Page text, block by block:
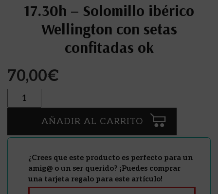
17.30h – Solomillo ibérico
Wellington con setas
confitadas ok
70,00€
Cantidad
AÑADIR AL CARRITO
¿Crees que este producto es perfecto para un
amig@ o un ser querido? ¡Puedes comprar
una tarjeta regalo para este artículo!